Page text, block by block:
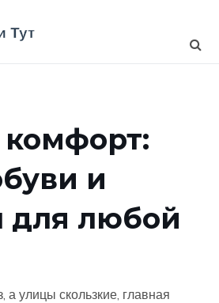
и
любой
а улицы скользкие, главная